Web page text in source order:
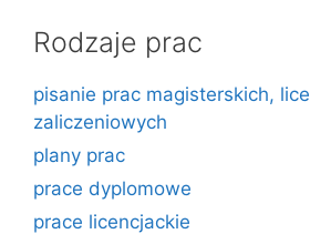
Rodzaje prac
pisanie prac magisterskich,
zaliczeniowych
plany prac
prace dyplomowe
prace licencjackie